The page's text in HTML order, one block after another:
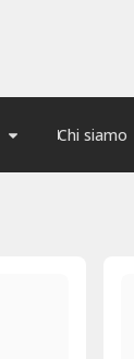
Chi siamo